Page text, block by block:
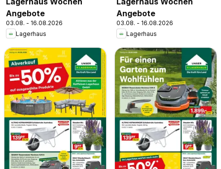
Angebote
03.08. - 16.08.2026
Lagerhaus
Angebote
03.08. - 16.08.2026
Lagerhaus